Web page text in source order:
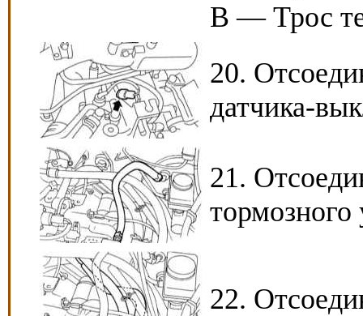
B — Трос
20.
датчика-
21.
тормозного
22.